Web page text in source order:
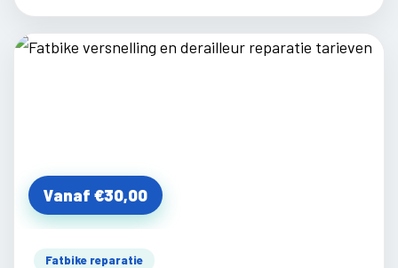
Vanaf €30,00
Fatbike reparatie